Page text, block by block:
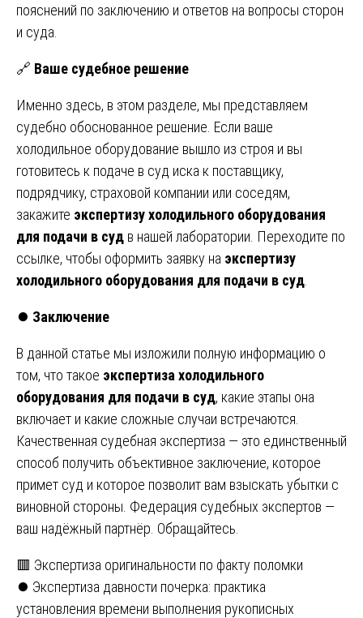
пояснений по заключению и ответов на вопросы сторон
и суда.
🔗 Ваше судебное решение
Именно здесь, в этом разделе, мы представляем
судебно обоснованное решение. Если ваше
холодильное оборудование вышло из строя и вы
готовитесь к подаче в суд иска к поставщику,
подрядчику, страховой компании или соседям,
закажите экспертизу холодильного оборудования
для подачи в суд в нашей лаборатории. Переходите по
ссылке, чтобы оформить заявку на экспертизу
холодильного оборудования для подачи в суд
⏺️ Заключение
В данной статье мы изложили полную информацию о
том, что такое экспертиза холодильного
оборудования для подачи в суд, какие этапы она
включает и какие сложные случаи встречаются.
Качественная судебная экспертиза — это единственный
способ получить объективное заключение, которое
примет суд и которое позволит вам взыскать убытки с
виновной стороны. Федерация судебных экспертов —
ваш надёжный партнёр. Обращайтесь.
Навигация
по
🟥 Экспертиза оригинальности по факту поломки
⏺️ Экспертиза давности почерка: практика
установления времени выполнения рукописных